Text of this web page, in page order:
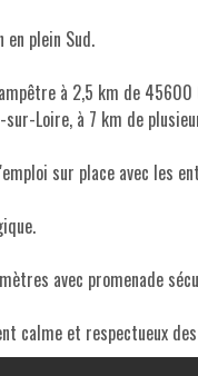
en plein Sud.
à 2,5 km de 45600
sur-Loire, à 7 km de
sur place avec les
avec promenade
calme et respectueux